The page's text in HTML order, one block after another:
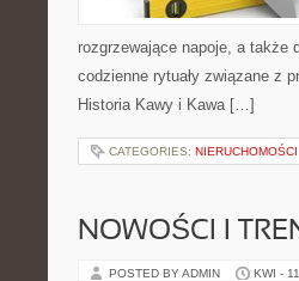
rozgrzewające napoje, a
codzienne rytuały związane z
Historia Kawy i Kawa […]
CATEGORIES: NIERUCHOMOŚCI
NOWOŚCI I
POSTED BY ADMIN KWI -